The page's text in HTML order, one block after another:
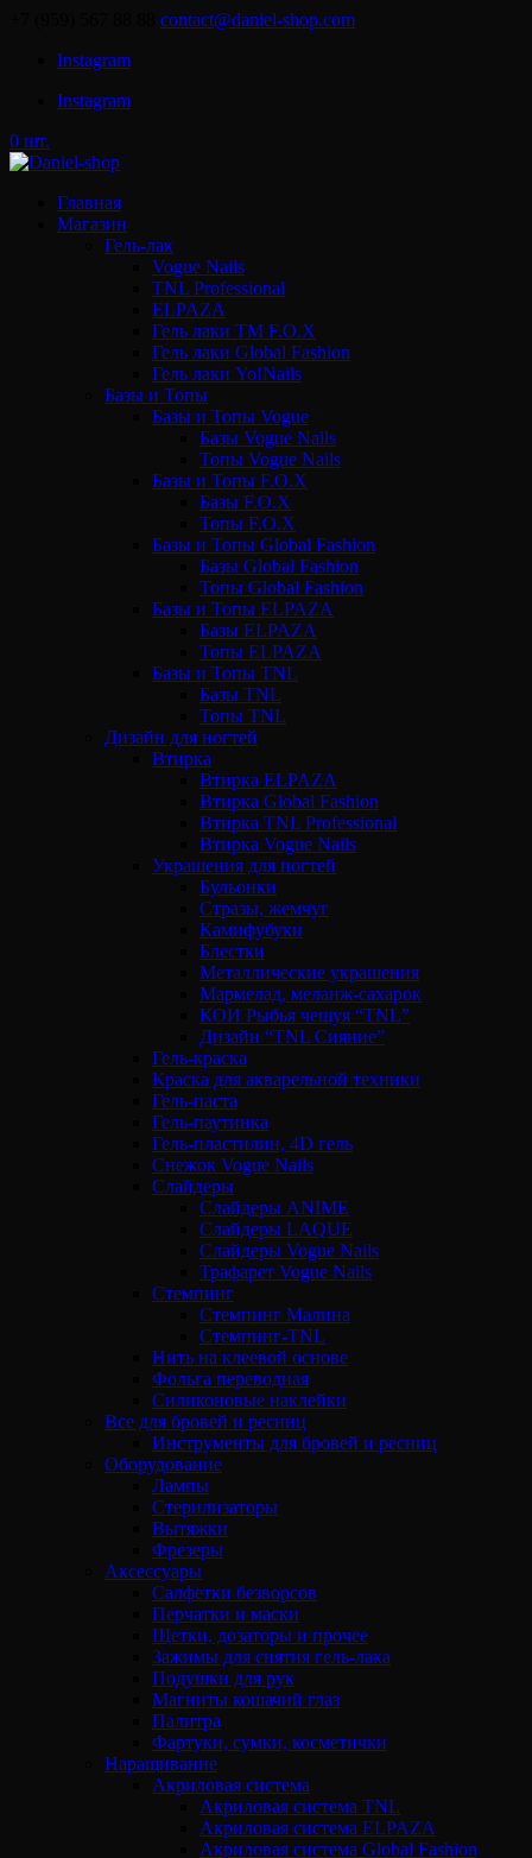
contact@daniel-shop.com
Instagram
Instagram
0 шт.
Главная
Магазин
Гель-лак
Vogue Nails
TNL Professional
ELPAZA
Гель лаки ТМ F.O.X
Гель лаки Global Fashion
Гель лаки Yo!Nails
Базы и Топы
Базы и Топы Vogue
Базы Vogue Nails
Топы Vogue Nails
Базы и Топы F.O.X
Базы F.O.X
Топы F.O.X
Базы и Топы Global Fashion
Базы Global Fashion
Топы Global Fashion
Базы и Топы ELPAZA
Базы ELPAZA
Топы ELPAZA
Базы и Топы TNL
Базы TNL
Топы TNL
Дизайн для ногтей
Втирка
Втирка ELPAZA
Втирка Global Fashion
Втирка TNL Professional
Втирка Vogue Nails
Украшения для ногтей
Бульонки
Стразы, жемчуг
Камифубуки
Блестки
Металлические украшения
Мармелад, меланж-сахарок
КОИ Рыбья чешуя “TNL”
Дизайн “TNL Сияние”
Гель-краска
Краска для акварельной техники
Гель-паста
Гель-паутинка
Гель-пластилин, 4D гель
Снежок Vogue Nails
Слайдеры
Слайдеры ANIME
Слайдеры LAQUE
Слайдеры Vogue Nails
Трафарет Vogue Nails
Стемпинг
Стемпинг Малина
Стемпинг-TNL
Нить на клеевой основе
Фольга переводная
Силиконовые наклейки
Все для бровей и ресниц
Инструменты для бровей и ресниц
Оборудование
Лампы
Стерилизаторы
Вытяжки
Фрезеры
Аксессуары
Салфетки безворсов
Перчатки и маски
Щетки, дозаторы и прочее
Зажимы для снятия гель-лака
Подушки для рук
Магниты кошачий глаз
Палитра
Фартуки, сумки, косметички
Наращивание
Акриловая система
Акриловая система TNL
Акриловая система ELPAZA
Акриловая система Global Fashion